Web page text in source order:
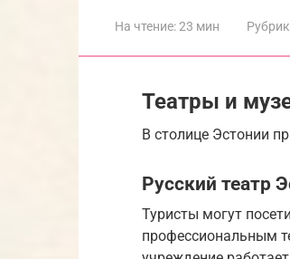
На чтение:23 мин
Театры и
В столице Эстонии
Русский театр
Туристы могут
профессиональным